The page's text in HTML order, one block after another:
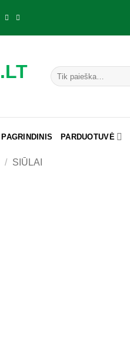
Ieškoti:
PAGRINDINIS PARDUOTUVĖ
/ SIŪLAI